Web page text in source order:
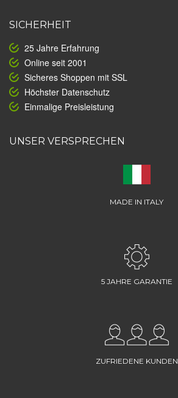
SICHERHEIT
25 Jahre Erfahrung
Online seit 2001
Sicheres Shoppen mit SSL
Höchster Datenschutz
Einmalige Preisleistung
UNSER VERSPRECHEN
MADE IN ITALY
5 JAHRE GARANTIE
ZUFRIEDENE KUNDEN